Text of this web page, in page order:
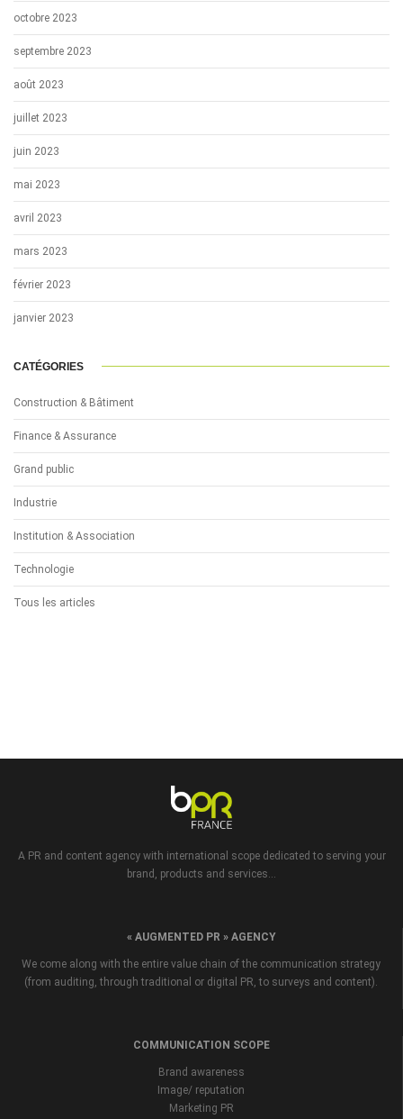
octobre 2023
septembre 2023
août 2023
juillet 2023
juin 2023
mai 2023
avril 2023
mars 2023
février 2023
janvier 2023
CATÉGORIES
Construction & Bâtiment
Finance & Assurance
Grand public
Industrie
Institution & Association
Technologie
Tous les articles
A PR and content agency with international scope dedicated to serving your
brand, products and services...
« AUGMENTED PR » AGENCY
We come along with the entire value chain of the communication strategy
(from auditing, through traditional or digital PR, to surveys and content).
COMMUNICATION SCOPE
Brand awareness
Image/ reputation
Marketing PR